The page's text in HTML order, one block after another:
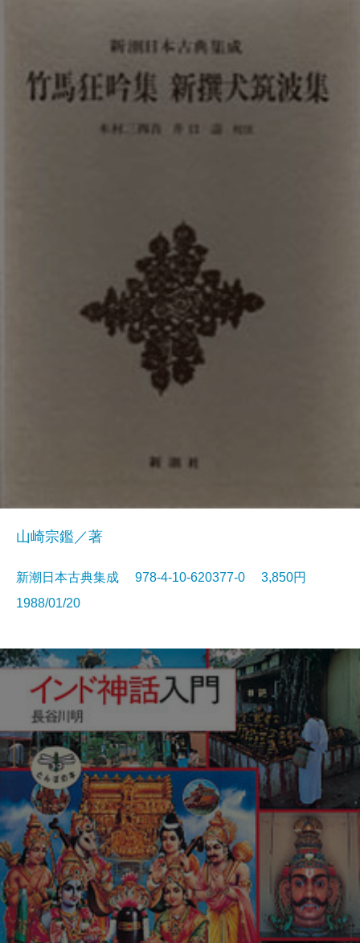
山崎宗鑑／著
新潮日本古典集成 978-4-10-620377-0 3,850円
1988/01/20